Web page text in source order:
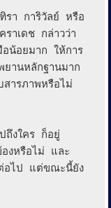
รา การิวัลย์ หรือ
าเดช กล่าวว่า
น้อยมาก ให้การ
านหลักฐานมาก
สารภาพหรือไม่
ถึงใคร ก็อยู่
องหรือไม่ และ
ต่อไป แต่ขณะนี้ยัง